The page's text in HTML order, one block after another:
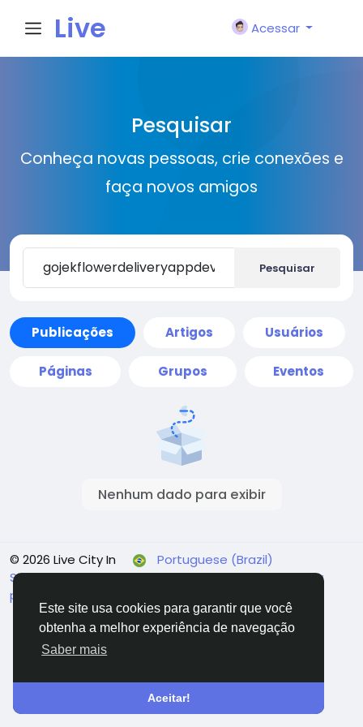
Este site usa cookies para garantir que você
obtenha a melhor experiência de navegação
Saber mais
Aceitar!
Live
n
Acessar
Pesquisar
Conheça novas pessoas, crie conexões e
faça novos amigos
Pesquisar
Publicações Artigos Usuários
Páginas Grupos Eventos
Nenhum dado para exibir
© 2026 Live City In
Portuguese (Brazil)
Sobre Termos Privacidade Shipping and delivery
policy
Diretório